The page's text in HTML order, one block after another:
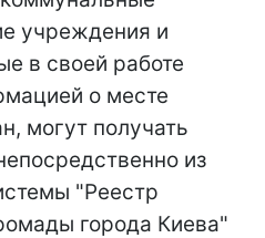
учреждения и
в своей работе
о месте
могут получать
из
"Реестр
города Киева"